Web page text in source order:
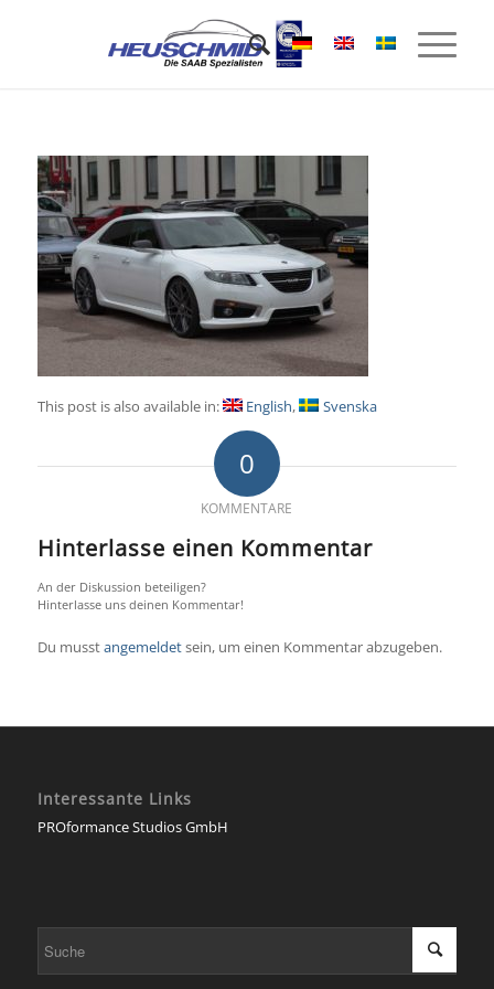
This post is also available in: English Svenska
0
KOMMENTARE
Hinterlasse einen Kommentar
An der Diskussion beteiligen?
Hinterlasse uns deinen Kommentar!
Du musstangemeldetsein, um einen Kommentar abzugeben.
Interessante Links
PROformance Studios GmbH